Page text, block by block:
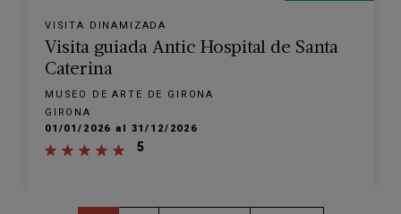
VISITA DINAMIZADA
Visita guiada Antic Hospital de Santa
Caterina
MUSEO DE ARTE DE GIRONA
GIRONA
01/01/2026 al 31/12/2026
5